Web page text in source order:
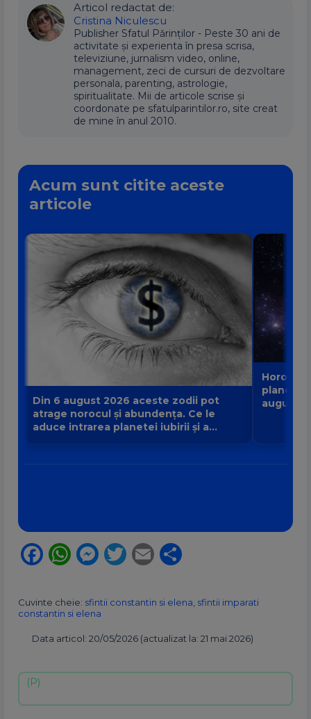
Articol redactat de:
Cristina Niculescu
Publisher Sfatul Părinților - Peste 30 ani de
activitate și experienta în presa scrisa,
televiziune, jurnalism video, online,
management, zeci de cursuri de dezvoltare
personala, parenting, astrologie,
spiritualitate. Mii de articole scrise și
coordonate pe sfatulparintilor.ro, site creat
de mine în anul 2010.
Acum sunt citite aceste
articole
Din 6 august 2026 aceste zodii pot
atrage norocul și abundența. Ce le
aduce intrarea planetei iubirii și a
planete
august
Facebook
WhatsApp
Messenger
Twitter
Email
Cuvinte cheie: sfintii constantin si elena sfintii imparati
constantin si elena
Data articol: 20/05/2026 (actualizat la: 21 mai 2026)